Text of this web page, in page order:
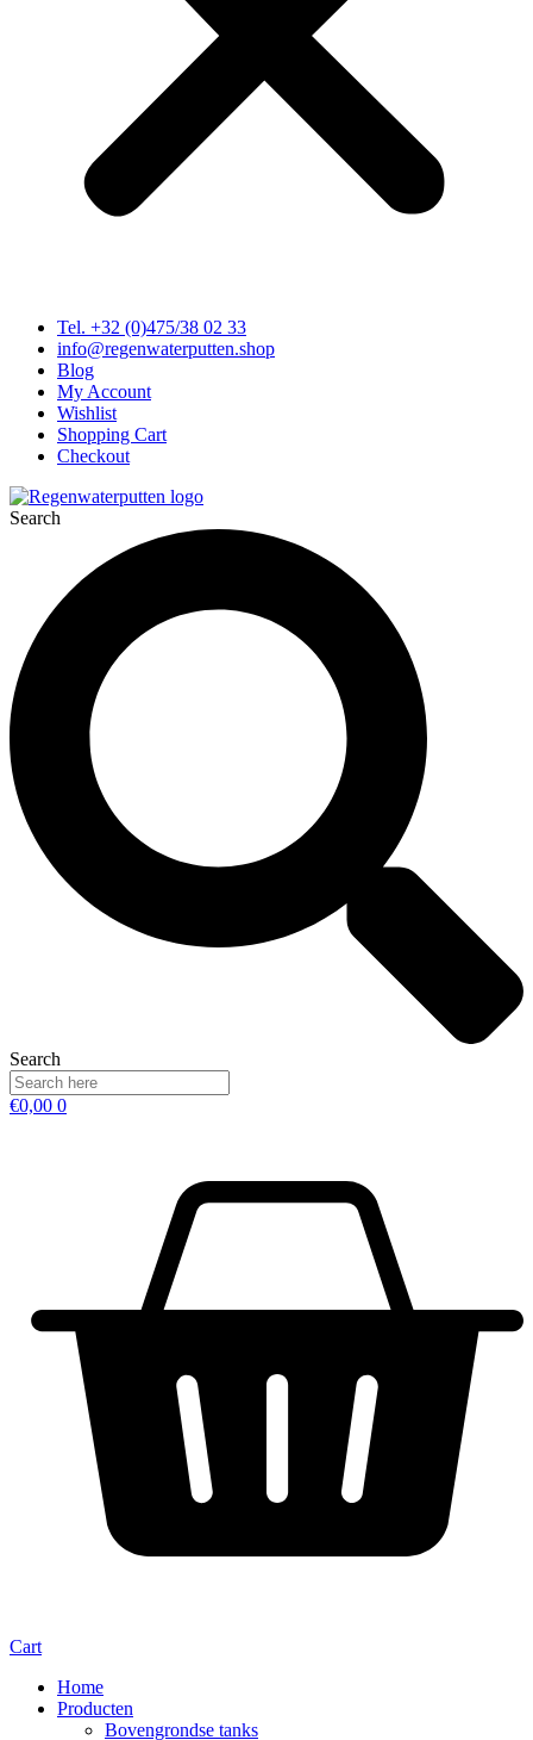
Tel. +32 (0)475/38 02 33
info@regenwaterputten.shop
Blog
My Account
Wishlist
Shopping Cart
Checkout
Search
Search
€0,00 0
Cart
Home
Producten
Bovengrondse tanks